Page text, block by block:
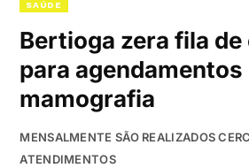
SAÚDE
Bertioga zera fila de
para agendamentos
mamografia
MENSALMENTE SÃO REALIZADOS
ATENDIMENTOS